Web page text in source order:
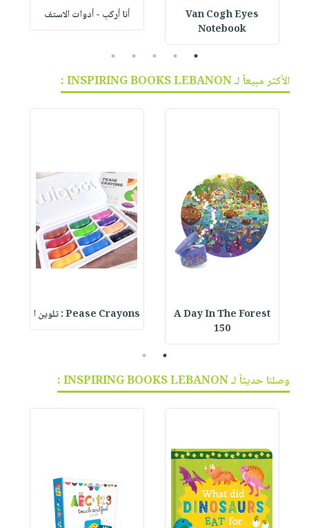
Van Cogh Eyes
Notebook
أنا أركب - أدوات الاستف
1
2
3
4
5
الأكثر مبيعاً لـ INSPIRING BOOKS LEBANON :
A Day In The Forest
150
Pease Crayons : تلوين ا
1
2
وصلنا حديثاً لـ INSPIRING BOOKS LEBANON :